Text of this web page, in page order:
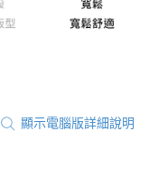
顯示電腦版詳細說明